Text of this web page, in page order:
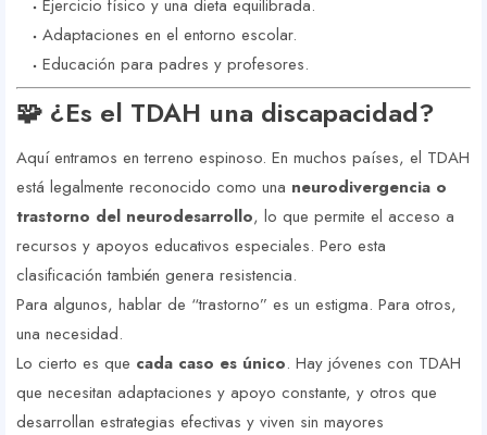
Ejercicio físico y una dieta equilibrada.
Adaptaciones en el entorno escolar.
Educación para padres y profesores.
🧩 ¿Es el TDAH una discapacidad?
Aquí entramos en terreno espinoso. En muchos países, el TDAH
está legalmente reconocido como una neurodivergencia o
trastorno del neurodesarrollo, lo que permite el acceso a
recursos y apoyos educativos especiales. Pero esta
clasificación también genera resistencia.
Para algunos, hablar de “trastorno” es un estigma. Para otros,
una necesidad.
Lo cierto es que cada caso es único. Hay jóvenes con TDAH
que necesitan adaptaciones y apoyo constante, y otros que
desarrollan estrategias efectivas y viven sin mayores